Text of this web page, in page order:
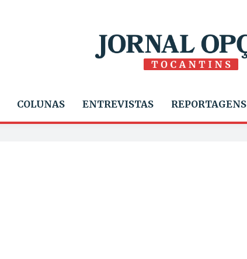
COLUNAS ENTREVISTAS REPORTAGENS